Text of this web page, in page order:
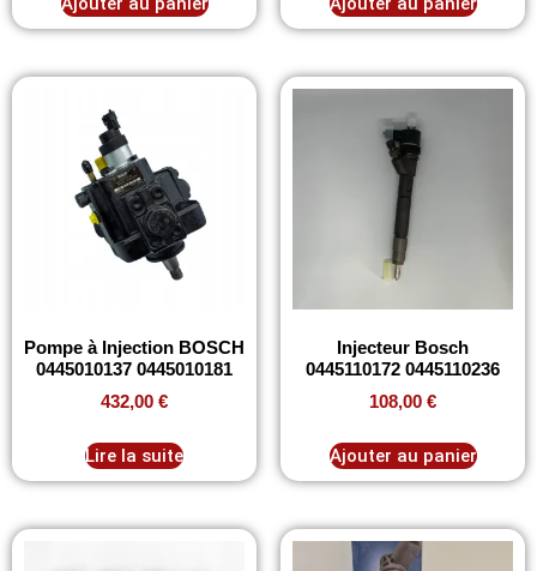
Pompe à Injection BOSCH
0445010137 0445010181
432,00 €
Lire la suite
Injecteur Bosch
0445110172 0445110236
108,00 €
Ajouter au panier